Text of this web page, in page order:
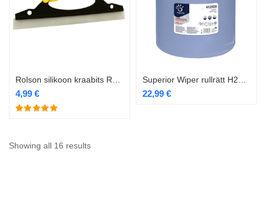
4,99 € 22,99 €
Showing all 16 results